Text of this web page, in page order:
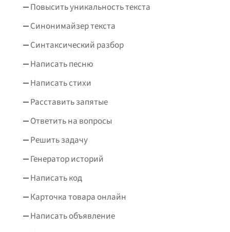
Повысить уникальность текста
Синонимайзер текста
Синтаксический разбор
Написать песню
Написать стихи
Расставить запятые
Ответить на вопросы
Решить задачу
Генератор историй
Написать код
Карточка товара онлайн
Написать объявление